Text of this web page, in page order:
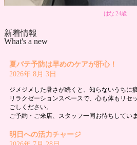
はな 24歳
新着情報
What's a new
夏バテ予防は早めのケアが肝心！
2026年 8月 3日
ジメジメした暑さが続くと、知らないうちに
リラクゼーションスペースで、心も体もリセ
ごしください。
ご予約・ご来店、スタッフ一同お待ちしてい
明日への活力チャージ